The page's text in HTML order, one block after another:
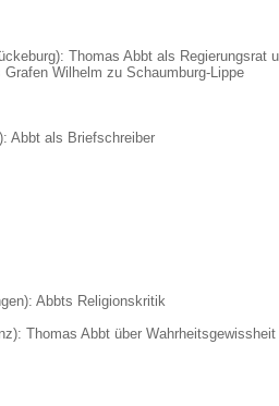
Thomas Abbt als
zu Schaumburg-Lippe
Abbt als Briefschreiber
Abbts Religionskritik
Thomas Abbt über